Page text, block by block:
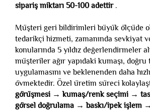
sipariş miktarı 50-100 adettir .
Müşteri geri bildirimleri büyük ölçüde
tedarikçi hizmeti, zamanında sevkiyat
konularında 5 yıldız değerlendirmeler
müşteriler ağır yapıdaki kumaşı, doğru
uygulamasını ve beklenenden daha
övmektedir. Özel üretim süreci
görüşmesi → kumaş/renk seçimi →
görsel doğrulama → baskı/ipek işlem